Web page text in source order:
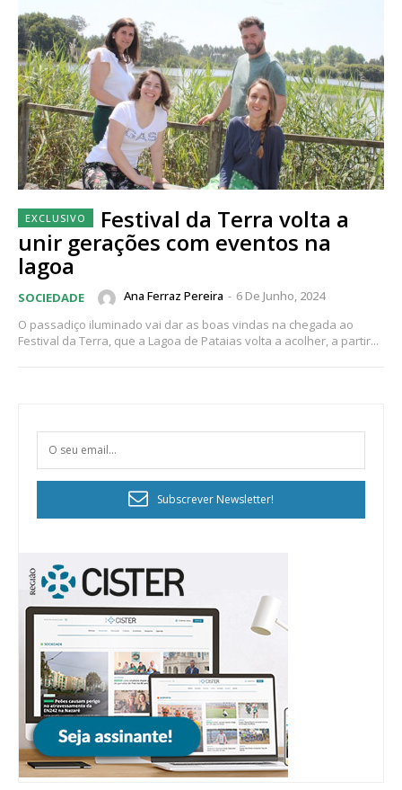
Festival da Terra volta a
unir gerações com eventos na
lagoa
SOCIEDADE Ana Ferraz Pereira - 6 De Junho, 2024
O passadiço iluminado vai dar as boas vindas na chegada ao
Festival da Terra, que a Lagoa de Pataias volta a acolher, a partir...
Subscrever Newsletter!